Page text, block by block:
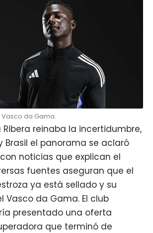
da Gama.
Ribera reinaba la incertidumbre,
Brasil el panorama se aclaró
noticias que explican el
fuentes aseguran que el
ya está sellado y su
Vasco da Gama. El club
presentado una oferta
que terminó de